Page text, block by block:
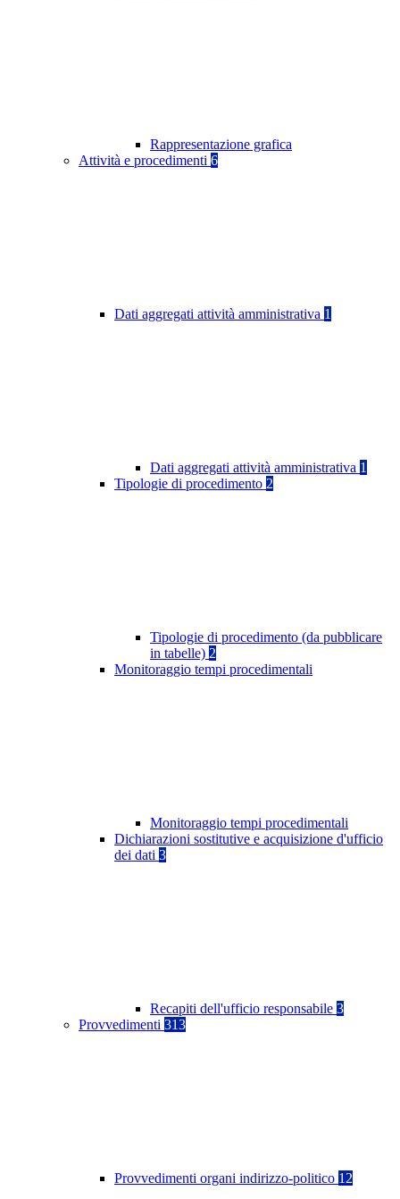
Rappresentazione grafica
Attività e procedimenti 6
Dati aggregati attività amministrativa 1
Dati aggregati attività amministrativa 1
Tipologie di procedimento 2
Tipologie di procedimento (da pubblicare
in tabelle) 2
Monitoraggio tempi procedimentali
Monitoraggio tempi procedimentali
Dichiarazioni sostitutive e acquisizione d'ufficio
dei dati 3
Recapiti dell'ufficio responsabile 3
Provvedimenti 313
Provvedimenti organi indirizzo-politico 12